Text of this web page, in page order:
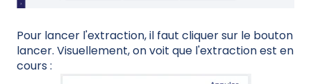
Pour lancer l'extraction, il faut cliquer sur le bouton
lancer. Visuellement, on voit que l'extraction est en
cours :